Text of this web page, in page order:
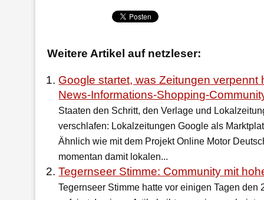
Weitere Artikel auf netzleser:
Google startet, was Zeitungen verpennt
News-Informations-Shopping-
Staaten den Schritt, den Verlage und
verschlafen: Lokalzeitungen Google als
Ähnlich wie mit dem Projekt Online Motor
momentan damit lokalen...
Tegernseer Stimme: Community mit
Tegernseer Stimme hatte vor einigen Tagen den